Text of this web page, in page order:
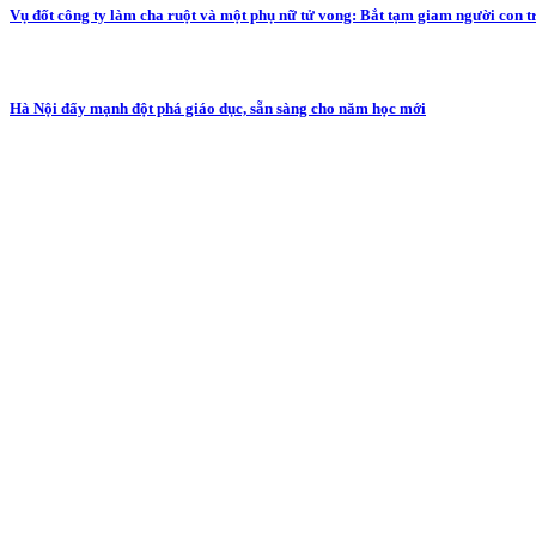
Vụ đốt công ty làm cha ruột và một phụ nữ tử vong: Bắt tạm giam người con
Hà Nội đẩy mạnh đột phá giáo dục, sẵn sàng cho năm học mới